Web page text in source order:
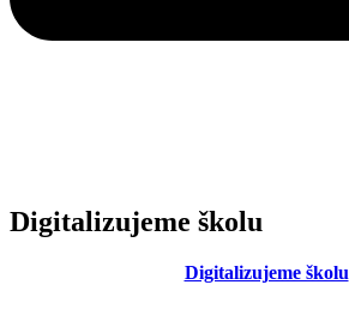
Digitalizujeme školu
Digitalizujeme školu